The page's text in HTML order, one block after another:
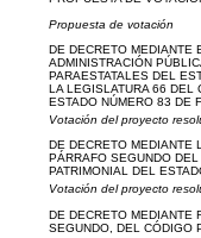
Propuesta de votación
DE DECRETO MEDIANTE
ADMINISTRACIÓN
PARAESTATALES DEL
LA LEGISLATURA 66 DEL
ESTADO NÚMERO 83 DE
Votación del proyecto
DE DECRETO MEDIANTE
PÁRRAFO SEGUNDO
PATRIMONIAL DEL
Votación del proyecto
DE DECRETO MEDIANTE
SEGUNDO, DEL CÓDIGO